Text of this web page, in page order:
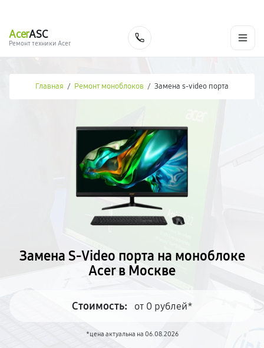
AcerASC
Ремонт техники Acer
Главная / Ремонт моноблоков / Замена s-video порта
Замена S-Video порта на моноблоке
Acer в Москве
Стоимость: от 0 рублей*
*цена актуальна на 06.08.2026